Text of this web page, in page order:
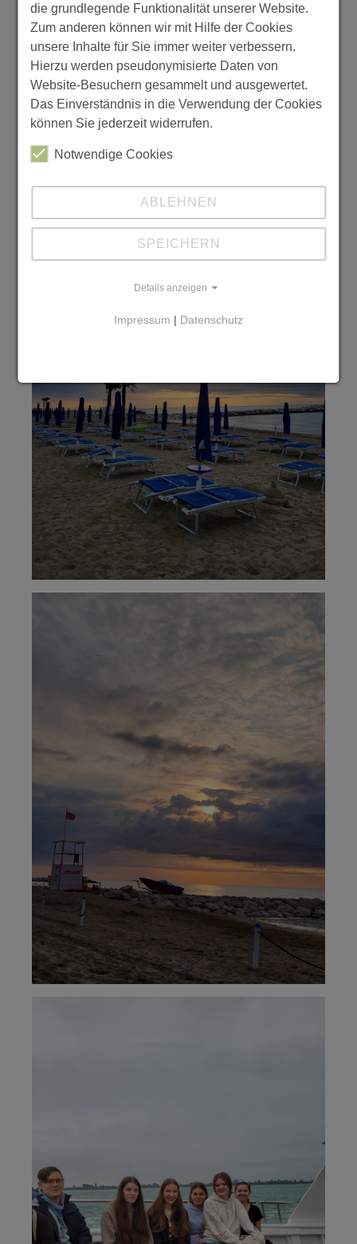
öffnen ließen. Die Heimfahrt war dann recht
gemütlich, obwohl tausendmal die Sitzplätze
gewechselt wurden, die Lehrer viel am Handy
waren, manche Schüler sich für den folgenden
Abend schminkten oder auf dem Gang schliefen.
Lisa und Lara (10b)
die grundlegende Funktionalität unserer Website.
Zum anderen können wir mit Hilfe der Cookies
unsere Inhalte für Sie immer weiter verbessern.
Hierzu werden pseudonymisierte Daten von
Website-Besuchern gesammelt und ausgewertet.
Das Einverständnis in die Verwendung der Cookies
können Sie jederzeit widerrufen.
Notwendige Cookies
ABLEHNEN
SPEICHERN
Details anzeigen
Impressum | Datenschutz